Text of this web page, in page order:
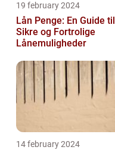
19 february 2024
Lån Penge: En Guide til
Sikre og Fortrolige
Lånemuligheder
14 february 2024